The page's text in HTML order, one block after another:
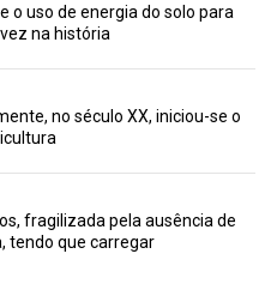
o uso de energia do solo para
na história
no século XX, iniciou-se o
fragilizada pela ausência de
tendo que carregar